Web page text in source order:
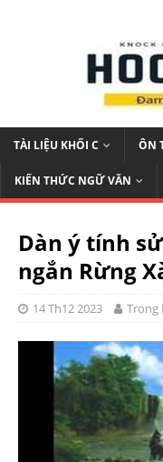
TÀI LIỆU KHỐI C ÔN
KIẾN THỨC NGỮ VĂN
Dàn ý tính
ngắn Rừng
14 Th12 2023 Trọng